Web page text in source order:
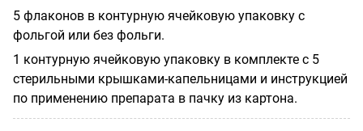
5 флаконов в контурную ячейковую упаковку с
фольгой или без фольги.
1 контурную ячейковую упаковку в комплекте с 5
стерильными крышками-капельницами и инструкцией
по применению препарата в пачку из картона.